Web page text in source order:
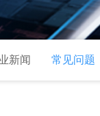
新闻 常见问题